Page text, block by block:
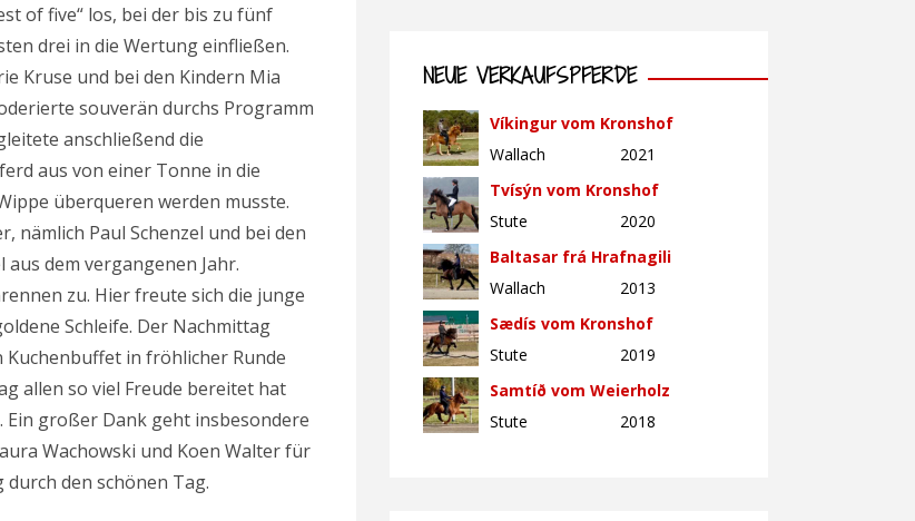
of five“ los, bei der bis zu fünf
drei in die Wertung einfließen.
Kruse und bei den Kindern Mia
souverän durchs Programm
anschließend die
aus von einer Tonne in die
überqueren werden musste.
nämlich Paul Schenzel und bei den
dem vergangenen Jahr.
zu. Hier freute sich die junge
Schleife. Der Nachmittag
in fröhlicher Runde
allen so viel Freude bereitet hat
Ein großer Dank geht insbesondere
Wachowski und Koen Walter für
den schönen Tag.
NEUE VERKAUFSPFERDE
Víkingur vom Kronshof
Wallach
2021
Tvísýn vom Kronshof
Stute
2020
Baltasar frá Hrafnagili
Wallach
2013
Sædís vom Kronshof
Stute
2019
Samtíð vom Weierholz
Stute
2018